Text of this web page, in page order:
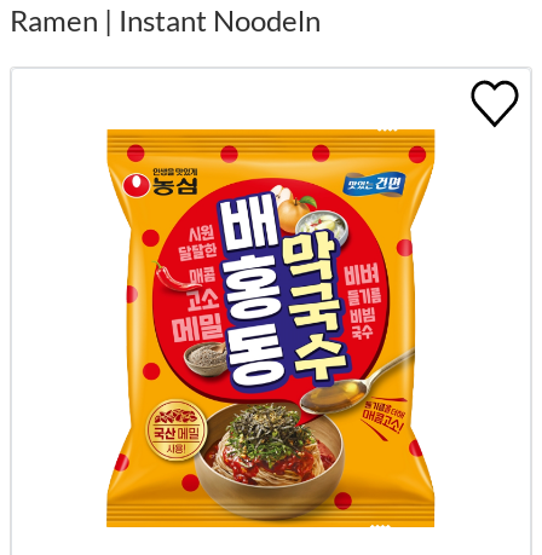
Ramen | Instant Noodeln